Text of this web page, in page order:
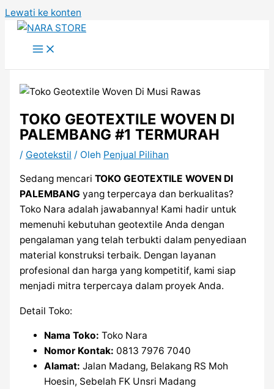
Lewati ke konten
TOKO GEOTEXTILE WOVEN DI
PALEMBANG #1 TERMURAH
/ Geotekstil / Oleh Penjual Pilihan
Sedang mencari TOKO GEOTEXTILE WOVEN DI
PALEMBANG yang terpercaya dan berkualitas?
Toko Nara adalah jawabannya! Kami hadir untuk
memenuhi kebutuhan geotextile Anda dengan
pengalaman yang telah terbukti dalam penyediaan
material konstruksi terbaik. Dengan layanan
profesional dan harga yang kompetitif, kami siap
menjadi mitra terpercaya dalam proyek Anda.
Detail Toko:
Nama Toko: Toko Nara
Nomor Kontak: 0813 7976 7040
Alamat: Jalan Madang, Belakang RS Moh
Hoesin, Sebelah FK Unsri Madang